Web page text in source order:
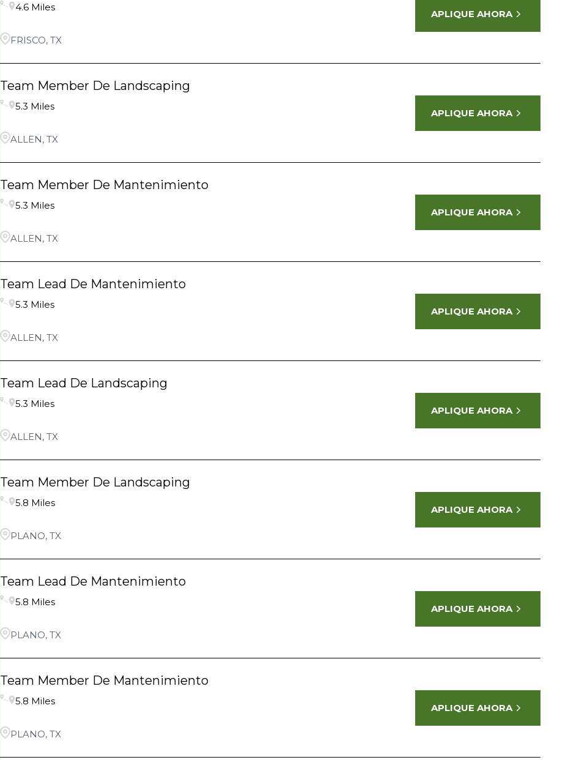
4.6 Miles
FRISCO, TX
APLIQUE AHORA
Team Member De Landscaping
5.3 Miles
ALLEN, TX
APLIQUE AHORA
Team Member De Mantenimiento
5.3 Miles
ALLEN, TX
APLIQUE AHORA
Team Lead De Mantenimiento
5.3 Miles
ALLEN, TX
APLIQUE AHORA
Team Lead De Landscaping
5.3 Miles
ALLEN, TX
APLIQUE AHORA
Team Member De Landscaping
5.8 Miles
PLANO, TX
APLIQUE AHORA
Team Lead De Mantenimiento
5.8 Miles
PLANO, TX
APLIQUE AHORA
Team Member De Mantenimiento
5.8 Miles
PLANO, TX
APLIQUE AHORA